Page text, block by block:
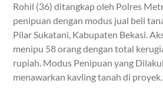
Rohil (36) ditangkap oleh Polres
penipuan dengan modus jual beli
Pilar Sukatani, Kabupaten Bekasi.
menipu 58 orang dengan total
rupiah. Modus Penipuan yang
menawarkan kavling tanah di